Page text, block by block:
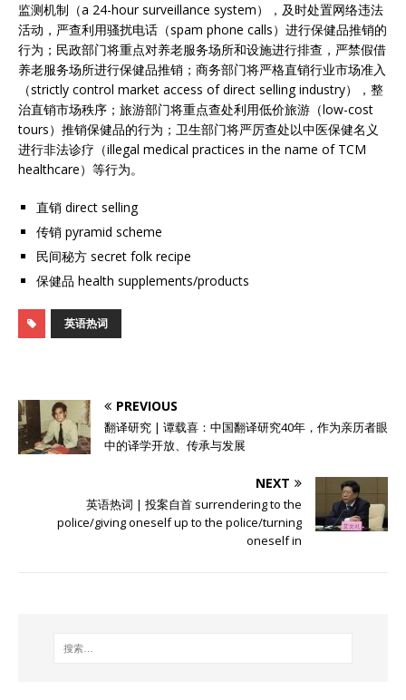
监测机制（a 24-hour surveillance system），及时处置网络违法
活动，严查利用骚扰电话（spam phone calls）进行保健品推销的
行为；民政部门将重点对养老服务场所和设施进行排查，严禁假借
养老服务场所进行保健品推销；商务部门将严格直销行业市场准入
（strictly control market access of direct selling industry），整
治直销市场秩序；旅游部门将重点查处利用低价旅游（low-cost
tours）推销保健品的行为；卫生部门将严厉查处以中医保健名义
进行非法诊疗（illegal medical practices in the name of TCM
healthcare）等行为。
直销 direct selling
传销 pyramid scheme
民间秘方 secret folk recipe
保健品 health supplements/products
英语热词
PREVIOUS
翻译研究 | 谭载喜：中国翻译研究40年，作为亲历者眼
中的译学开放、传承与发展
NEXT
英语热词 | 投案自首 surrendering to the
police/giving oneself up to the police/turning
oneself in